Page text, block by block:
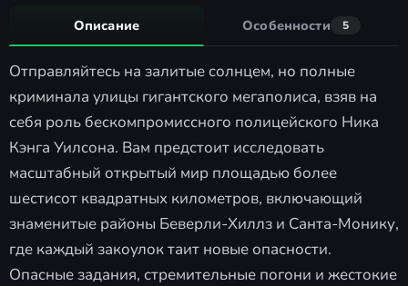
Описание Особенности 5
Отправляйтесь на залитые солнцем, но полные
криминала улицы гигантского мегаполиса, взяв на
себя роль бескомпромиссного полицейского Ника
Кэнга Уилсона. Вам предстоит исследовать
масштабный открытый мир площадью более
шестисот квадратных километров, включающий
знаменитые районы Беверли-Хиллз и Санта-Монику,
где каждый закоулок таит новые опасности.
Опасные задания, стремительные погони и жестокие